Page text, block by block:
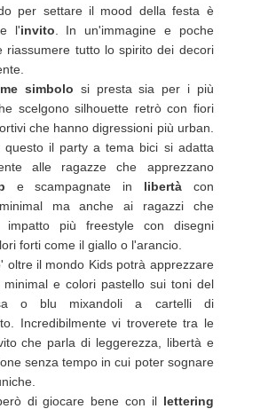
per settare il mood della festa è
l'invito . In un'immagine e poche
riassumere tutto lo spirito dei decori
simbolo si presta sia per i più
scelgono silhouette retrò con fiori
che hanno digressioni più urban.
questo il party a tema bici si adatta
alle ragazze che apprezzano
e scampagnate in libertàcon
ma anche ai ragazzi che
impatto più freestyle con disegni
forti come il giallo o l'arancio.
oltre il mondo Kids potrà apprezzare
e colori pastello sui toni del
o blu mixandoli a cartelli di
Incredibilmente vi troverete tra le
che parla di leggerezza, libertà e
senza tempo in cui poter sognare
di giocare bene con il lettering